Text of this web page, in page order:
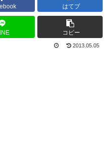
はてブ
コピー
2013.05.05